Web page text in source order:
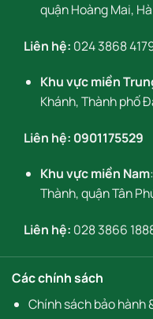
quận Hoàng Mai,
Liên hệ: 024 3868
Khu vực miền
Khánh, Thành phố
Liên hệ: 0901175529
Khu vực miền Nam
Thành, quận Tân
Liên hệ: 028 3866
Các chính sách
Chính sách bảo hành